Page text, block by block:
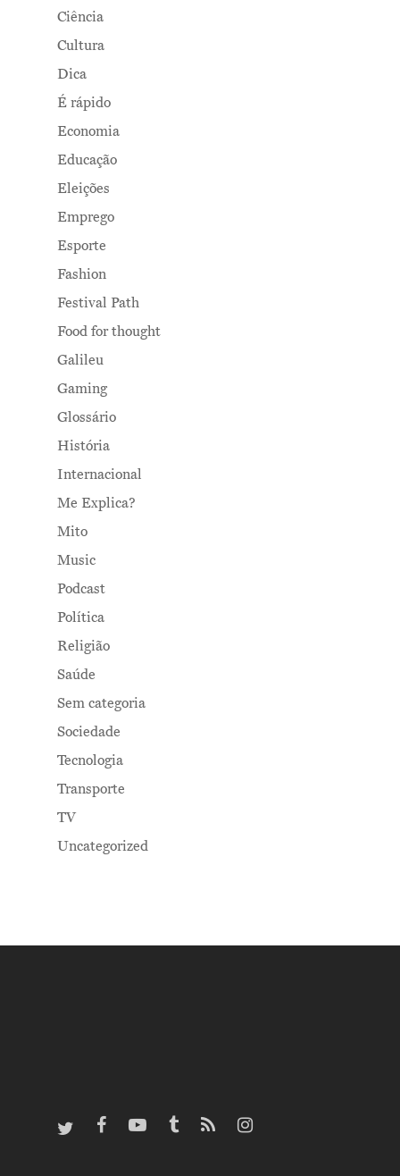
Ciência
Cultura
Dica
É rápido
Economia
Educação
Eleições
Emprego
Esporte
Fashion
Festival Path
Food for thought
Galileu
Gaming
Glossário
História
Internacional
Me Explica?
Mito
Music
Podcast
Política
Religião
Saúde
Sem categoria
Sociedade
Tecnologia
Transporte
TV
Uncategorized